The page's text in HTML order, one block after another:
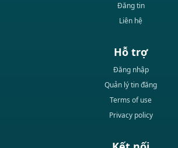
Đăng tin
Liên hệ
Hỗ trợ
Đăng nhập
Quản lý tin đăng
Terms of use
Privacy policy